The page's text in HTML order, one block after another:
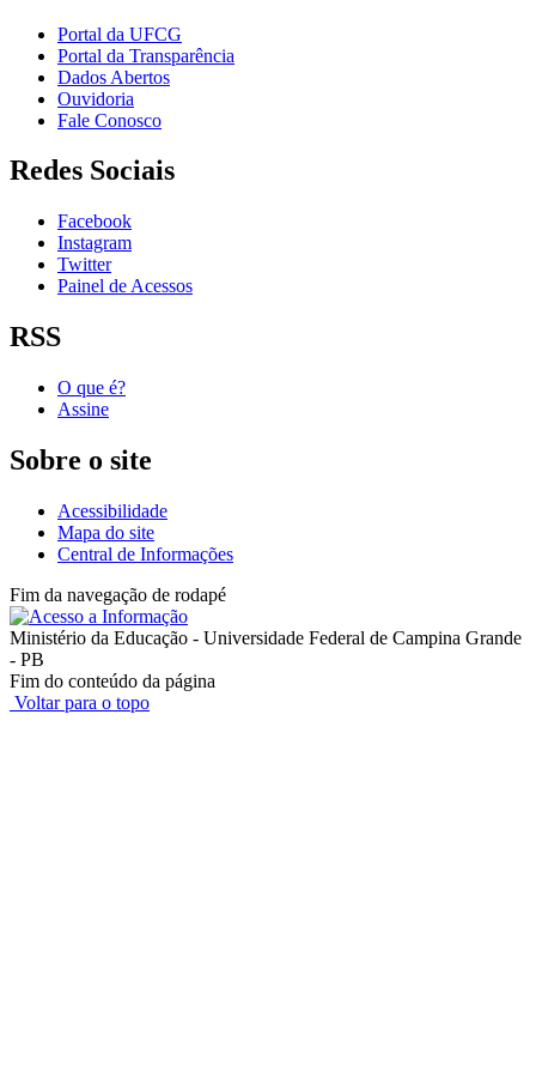
Portal da UFCG
Portal da Transparência
Dados Abertos
Ouvidoria
Fale Conosco
Redes Sociais
Facebook
Instagram
Twitter
Painel de Acessos
RSS
O que é?
Assine
Sobre o site
Acessibilidade
Mapa do site
Central de Informações
Fim da navegação de rodapé
Ministério da Educação - Universidade Federal de Campina Grande
- PB
Fim do conteúdo da página
Voltar para o topo